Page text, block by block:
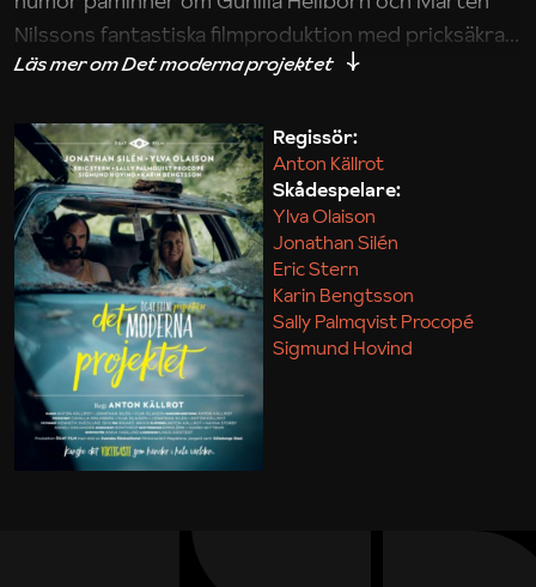
Nilssons fantastiska filmproduktion med pricksäkra
iakttagelser om hur svårt det kan vara att omsätta
Maja Kekonius
Regissör:
Anton Källrot
Skådespelare:
Ylva Olaison
Jonathan Silén
Eric Stern
Karin Bengtsson
Sally Palmqvist Procopé
Sigmund Hovind